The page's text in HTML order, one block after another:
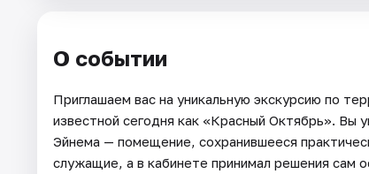
О событии
Приглашаем вас на уникальную экскурсию по
известной сегодня как «Красный Октябрь». Вы
Эйнема — помещение, сохранившееся
служащие, а в кабинете принимал решения сам